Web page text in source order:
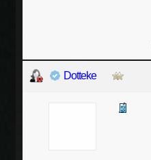
Dotteke